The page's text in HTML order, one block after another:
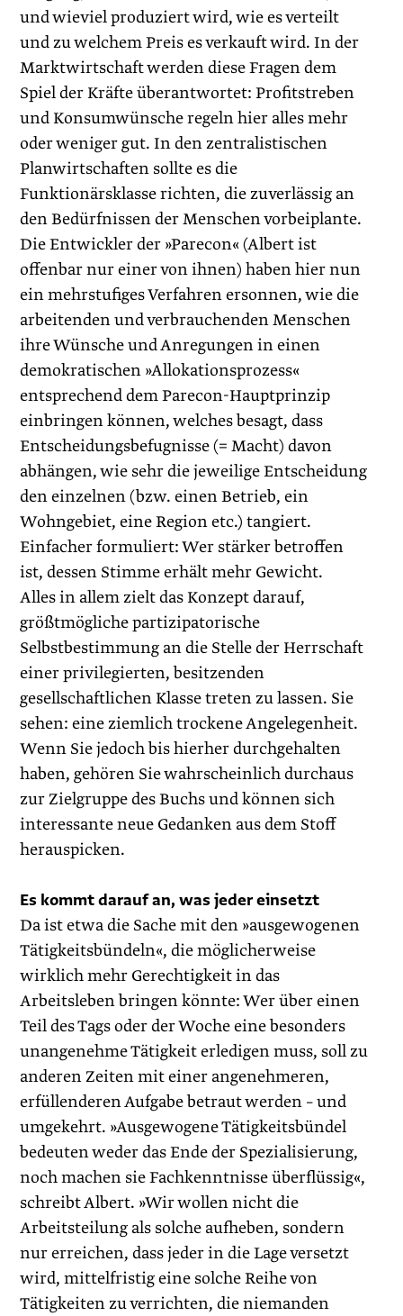
und wieviel produziert wird, wie es verteilt
und zu welchem Preis es verkauft wird. In der
Marktwirtschaft werden diese Fragen dem
Spiel der Kräfte überantwortet: Profitstreben
und Konsumwünsche regeln hier alles mehr
oder weniger gut. In den zentralistischen
Planwirtschaften sollte es die
Funktionärsklasse richten, die zuverlässig an
den Bedürfnissen der Menschen vorbeiplante.
Die Entwickler der »Parecon« (Albert ist
offenbar nur einer von ihnen) haben hier nun
ein mehrstufiges Verfahren ersonnen, wie die
arbeitenden und verbrauchenden Menschen
ihre Wünsche und Anregungen in einen
demokratischen »Allokationsprozess«
entsprechend dem Parecon-Hauptprinzip
einbringen können, welches besagt, dass
Entscheidungsbefugnisse (= Macht) davon
abhängen, wie sehr die jeweilige Entscheidung
den einzelnen (bzw. einen Betrieb, ein
Wohngebiet, eine Region etc.) tangiert.
Einfacher formuliert: Wer stärker betroffen
ist, dessen Stimme erhält mehr Gewicht.
Alles in allem zielt das Konzept darauf,
größtmögliche partizipatorische
Selbstbestimmung an die Stelle der Herrschaft
einer privilegierten, besitzenden
gesellschaftlichen Klasse treten zu lassen. Sie
sehen: eine ziemlich trockene Angelegenheit.
Wenn Sie jedoch bis hierher durchgehalten
haben, gehören Sie wahrscheinlich durchaus
zur Zielgruppe des Buchs und können sich
interessante neue Gedanken aus dem Stoff
herauspicken.
Es kommt darauf an, was jeder einsetzt
Da ist etwa die Sache mit den »ausgewogenen
Tätigkeitsbündeln«, die möglicherweise
wirklich mehr Gerechtigkeit in das
Arbeitsleben bringen könnte: Wer über einen
Teil des Tags oder der Woche eine besonders
unangenehme Tätigkeit erledigen muss, soll zu
anderen Zeiten mit einer angenehmeren,
erfüllenderen Aufgabe betraut werden – und
umgekehrt. »Ausgewogene ­Tätigkeitsbündel
bedeuten weder das Ende der Spezialisierung,
noch machen sie Fachkenntnisse überflüssig«,
schreibt Albert. »Wir wollen nicht die
Arbeitsteilung als solche aufheben, sondern
nur erreichen, dass jeder in die Lage versetzt
wird, mittelfristig eine solche Reihe von
Tätigkeiten zu verrichten, die niemanden